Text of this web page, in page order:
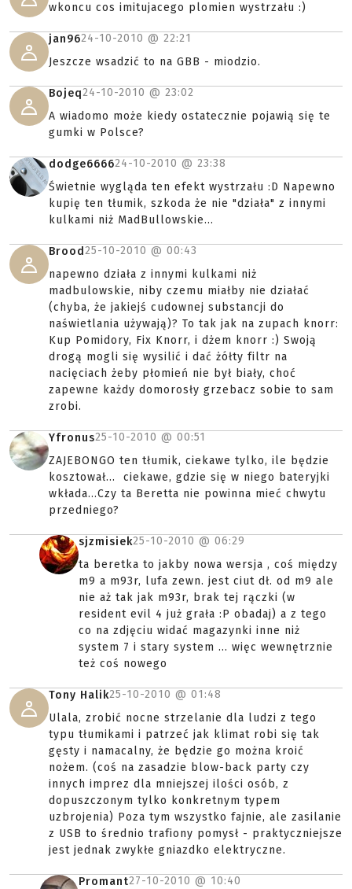
wkoncu cos imitujacego plomien wystrzału :)
jan9624-10-2010 @ 22:21
Jeszcze wsadzić to na GBB - miodzio.
Bojeq24-10-2010 @ 23:02
A wiadomo może kiedy ostatecznie pojawią się te
gumki w Polsce?
dodge666624-10-2010 @ 23:38
Świetnie wygląda ten efekt wystrzału :D Napewno
kupię ten tłumik, szkoda że nie "działa" z innymi
kulkami niż MadBullowskie...
Brood25-10-2010 @ 00:43
napewno działa z innymi kulkami niż
madbulowskie, niby czemu miałby nie działać
(chyba, że jakiejś cudownej substancji do
naświetlania używają)? To tak jak na zupach knorr:
Kup Pomidory, Fix Knorr, i dżem knorr :) Swoją
drogą mogli się wysilić i dać żółty filtr na
nacięciach żeby płomień nie był biały, choć
zapewne każdy domorosły grzebacz sobie to sam
zrobi.
Yfronus25-10-2010 @ 00:51
ZAJEBONGO ten tłumik, ciekawe tylko, ile będzie
kosztował... ciekawe, gdzie się w niego bateryjki
wkłada...Czy ta Beretta nie powinna mieć chwytu
przedniego?
sjzmisiek25-10-2010 @ 06:29
ta beretka to jakby nowa wersja , coś między
m9 a m93r, lufa zewn. jest ciut dł. od m9 ale
nie aż tak jak m93r, brak tej rączki (w
resident evil 4 już grała :P obadaj) a z tego
co na zdjęciu widać magazynki inne niż
system 7 i stary system ... więc wewnętrznie
też coś nowego
Tony Halik25-10-2010 @ 01:48
Ulala, zrobić nocne strzelanie dla ludzi z tego
typu tłumikami i patrzeć jak klimat robi się tak
gęsty i namacalny, że będzie go można kroić
nożem. (coś na zasadzie blow-back party czy
innych imprez dla mniejszej ilości osób, z
dopuszczonym tylko konkretnym typem
uzbrojenia) Poza tym wszystko fajnie, ale zasilanie
z USB to średnio trafiony pomysł - praktyczniejsze
jest jednak zwykłe gniazdko elektryczne.
Promant27-10-2010 @ 10:40